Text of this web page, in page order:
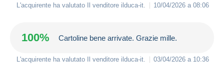
L'acquirente ha valutato Il venditore ilduca-it. 10/04/2026 a 08:06
100% Cartoline bene arrivate. Grazie mille.
L'acquirente ha valutato Il venditore ilduca-it. 03/04/2026 a 10:36